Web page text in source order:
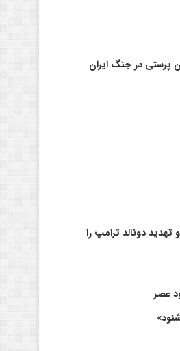
در جنگ ایران
دونالد ترامپ را
عصر